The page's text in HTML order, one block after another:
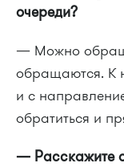
очереди?
— Можно
обращаются. К
и с
обратиться и
— Расскажите